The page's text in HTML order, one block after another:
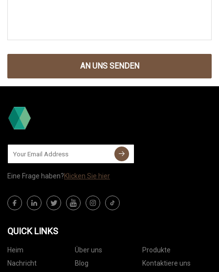
AN UNS SENDEN
Eine Frage haben?Klicken Sie hier
QUICK LINKS
Heim Über uns
Produkte
Nachricht
Blog
Kontaktiere uns